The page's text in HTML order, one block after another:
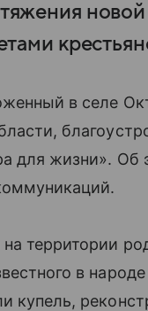
в селе
для жизни». Об
территории
в
купель,